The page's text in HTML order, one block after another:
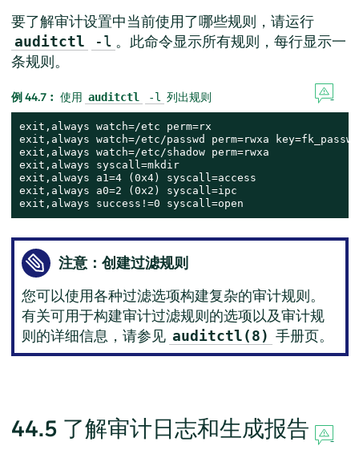
要了解审计设置中当前使用了哪些规则，请运行
auditctl -l 。此命令显示所有规则，每行显示一
条规则。
例 44.7︰ 使用 auditctl -l 列出规则
exit,always watch=/etc perm=rx
exit,always watch=/etc/passwd perm=rwxa key=fk_passwd
exit,always watch=/etc/shadow perm=rwxa
exit,always syscall=mkdir
exit,always a1=4 (0x4) syscall=access
exit,always a0=2 (0x2) syscall=ipc
exit,always success!=0 syscall=open
注意：创建过滤规则
您可以使用各种过滤选项构建复杂的审计规则。
有关可用于构建审计过滤规则的选项以及审计规
则的详细信息，请参见 auditctl(8) 手册页。
44.5 了解审计日志和生成报告